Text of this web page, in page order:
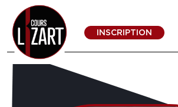
INSCRIPTION